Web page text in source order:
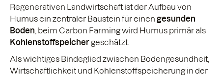
Regenerativen Landwirtschaft ist der Aufbau von
Humus ein zentraler Baustein für einen gesunden
Boden , beim Carbon Farming wird Humus primär als
Kohlenstoffspeicher geschätzt.
Als wichtiges Bindeglied zwischen Bodengesundheit,
Wirtschaftlichkeit und Kohlenstoffspeicherung in der